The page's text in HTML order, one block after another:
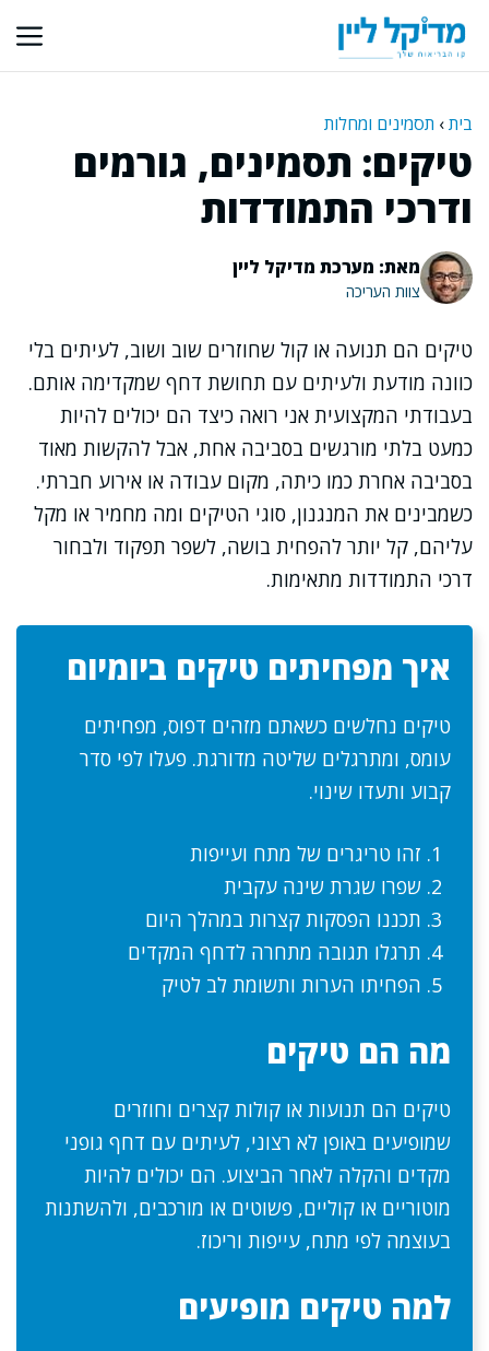
לתוכן
בית› תסמינים ומחלות
טיקים: תסמינים, גורמים
ודרכי התמודדות
מאת: מערכת מדיקל ליין
צוות העריכה
טיקים הם תנועה או קול שחוזרים שוב ושוב, לעיתים בלי
כוונה מודעת ולעיתים עם תחושת דחף שמקדימה אותם.
בעבודתי המקצועית אני רואה כיצד הם יכולים להיות
כמעט בלתי מורגשים בסביבה אחת, אבל להקשות מאוד
בסביבה אחרת כמו כיתה, מקום עבודה או אירוע חברתי.
כשמבינים את המנגנון, סוגי הטיקים ומה מחמיר או מקל
עליהם, קל יותר להפחית בושה, לשפר תפקוד ולבחור
דרכי התמודדות מתאימות.
איך מפחיתים טיקים ביומיום
טיקים נחלשים כשאתם מזהים דפוס, מפחיתים
עומס, ומתרגלים שליטה מדורגת. פעלו לפי סדר
קבוע ותעדו שינוי.
זהו טריגרים של מתח ועייפות
שפרו שגרת שינה עקבית
תכננו הפסקות קצרות במהלך היום
תרגלו תגובה מתחרה לדחף המקדים
הפחיתו הערות ותשומת לב לטיק
מה הם טיקים
טיקים הם תנועות או קולות קצרים וחוזרים
שמופיעים באופן לא רצוני, לעיתים עם דחף גופני
מקדים והקלה לאחר הביצוע. הם יכולים להיות
מוטוריים או קוליים, פשוטים או מורכבים, ולהשתנות
בעוצמה לפי מתח, עייפות וריכוז.
למה טיקים מופיעים